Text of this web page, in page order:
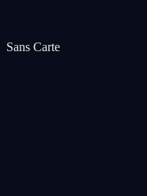
Sans Carte